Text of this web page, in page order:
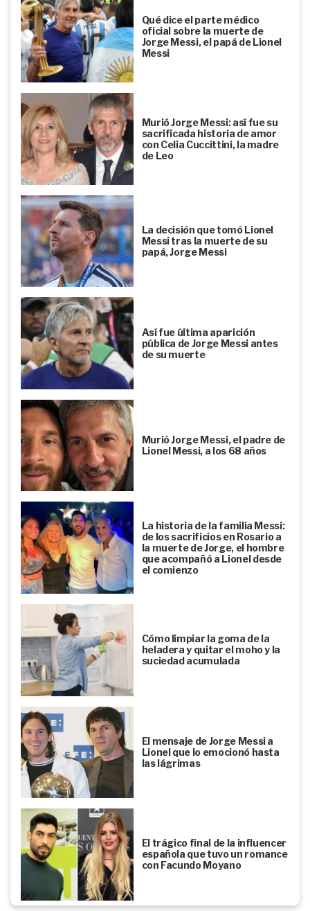
Qué dice el parte médico
oficial sobre la muerte de
Jorge Messi, el papá de Lionel
Messi
Murió Jorge Messi: así fue su
sacrificada historia de amor
con Celia Cuccittini, la madre
de Leo
La decisión que tomó Lionel
Messi tras la muerte de su
papá, Jorge Messi
Así fue última aparición
pública de Jorge Messi antes
de su muerte
Murió Jorge Messi, el padre de
Lionel Messi, a los 68 años
La historia de la familia Messi:
de los sacrificios en Rosario a
la muerte de Jorge, el hombre
que acompañó a Lionel desde
el comienzo
Cómo limpiar la goma de la
heladera y quitar el moho y la
suciedad acumulada
El mensaje de Jorge Messi a
Lionel que lo emocionó hasta
las lágrimas
El trágico final de la influencer
española que tuvo un romance
con Facundo Moyano